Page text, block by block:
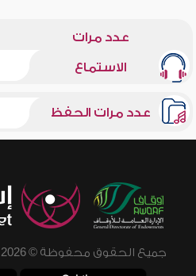
عدد مرات
الاستماع
عدد مرات الحفظ
جميع الحقوق محفوظة © 2026 - 1998 لشبكة إسلام ويب